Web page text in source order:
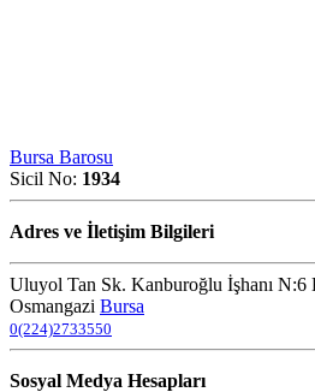
Bursa Barosu
Sicil No: 1934
Adres ve İletişim Bilgileri
Uluyol Tan Sk. Kanburoğlu İşhanı N:6
Osmangazi Bursa
0(224)2733550
Sosyal Medya Hesapları